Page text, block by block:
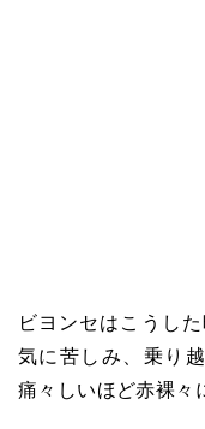
ビヨンセはこうし
気に苦しみ、乗り
痛々しいほど赤裸々